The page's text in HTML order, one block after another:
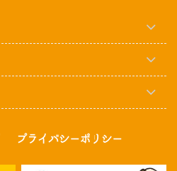
プライバシーポリシー